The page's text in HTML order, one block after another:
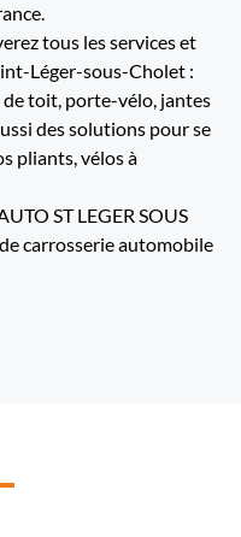
tous les services et
Léger-sous-Cholet :
toit, porte-vélo, jantes
des solutions pour se
pliants, vélos à
ST LEGER SOUS
carrosserie automobile